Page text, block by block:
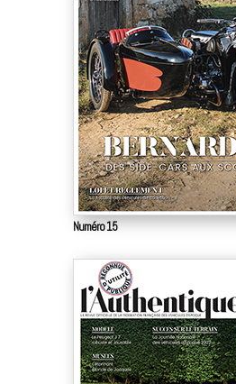
Numéro 15